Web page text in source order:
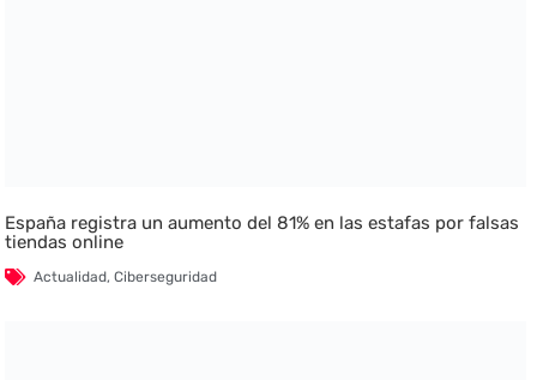
España registra un aumento del 81% en las estafas por falsas
tiendas online
Actualidad,Ciberseguridad